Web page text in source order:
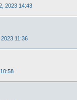
2023 14:43
11:36